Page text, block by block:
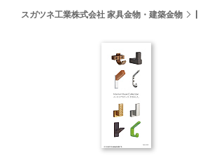
スガツネ工業株式会社 家具金物・建築金物